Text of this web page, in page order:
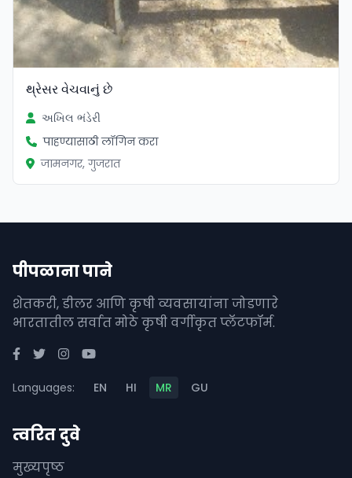
થ્રેસર વેચવાનું છે
અખિલ ભંડેરી
पाहण्यासाठी लॉगिन करा
जामनगर, गुजरात
पीपळाना पाने
शेतकरी, डीलर आणि कृषी व्यवसायांना जोडणारे
भारतातील सर्वात मोठे कृषी वर्गीकृत प्लॅटफॉर्म.
Languages: EN HI MR GU
त्वरित दुवे
मुख्यपृष्ठ